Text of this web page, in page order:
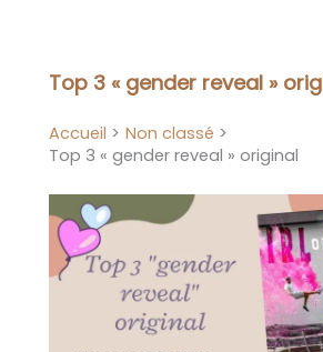
Top 3 « gender reveal »
Accueil
Non classé
Top 3 « gender reveal » original